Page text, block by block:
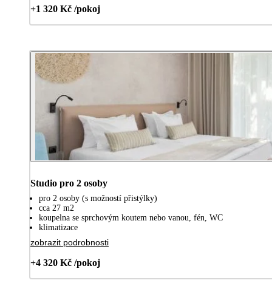
+1 320 Kč /pokoj
Studio pro 2 osoby
pro 2 osoby (s možností přistýlky)
cca 27 m2
koupelna se sprchovým koutem nebo vanou, fén, WC
klimatizace
zobrazit podrobnosti
+4 320 Kč /pokoj